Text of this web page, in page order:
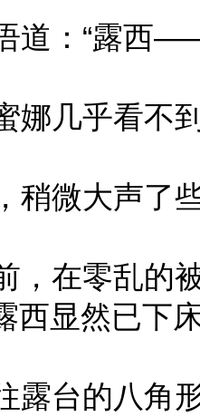
道：“露西
几乎看不
稍微大声了
在零乱的
西显然已下
台的八角